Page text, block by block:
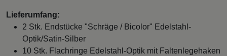
Lieferumfang:
2 Stk. Endstücke "Schräge / Bicolor" Edelstahl-
Optik/Satin-Silber
10 Stk. Flachringe Edelstahl-Optik mit Faltenlegehaken